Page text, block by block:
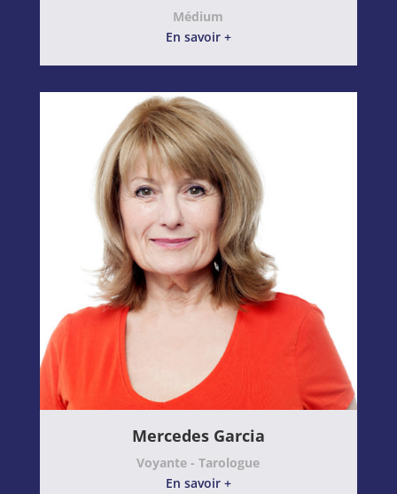
Médium
En savoir +
Mercedes Garcia
Voyante - Tarologue
En savoir +